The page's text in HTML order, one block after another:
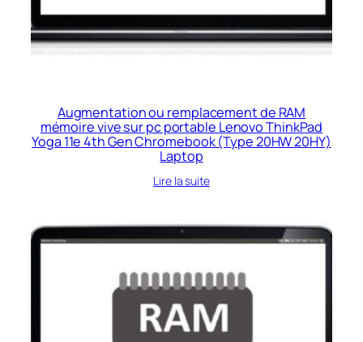
Augmentation ou remplacement de RAM
mémoire vive sur pc portable Lenovo ThinkPad
Yoga 11e 4th Gen Chromebook (Type 20HW 20HY)
Laptop
Lire la suite